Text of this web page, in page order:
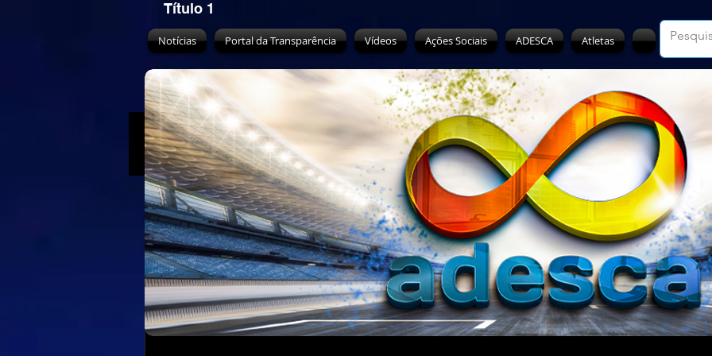
Título 1
Notícias Portal da Transparência Vídeos Ações Sociais ADESCA Atletas
All Posts Air Water Earth Ice
AMIKA: Sena Jr. vence duas e finaliza
Inverno em quarto lugar
adescaracing 5 de jul. de 2022 2 min de leitura